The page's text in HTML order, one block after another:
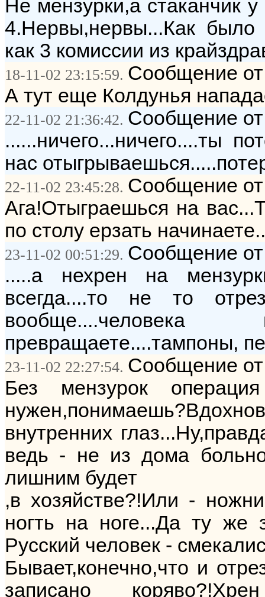
Не мензурки,а стаканчик
4.Нервы,нервы...Как было
как 3 комиссии из
18-11-02 23:15:59. Сообщение
А тут еще Колдунья
22-11-02 21:36:42. Сообщение
......ничего...ничего....ты
нас
22-11-02 23:45:28. Сообщение
Ага!Отыграешься на
по столу ерзать
23-11-02 00:51:29. Сообщение
.....а нехрен на
всегда....то не то
превращаете....тампоны,
23-11-02 22:27:54. Сообщение
Без мензурок
внутренних
ведь - не из дома
лишним будет
,в хозяйстве?!Или -
ногть на ноге...Да ту же
Русский человек -
Бывает,конечно,что и
записано